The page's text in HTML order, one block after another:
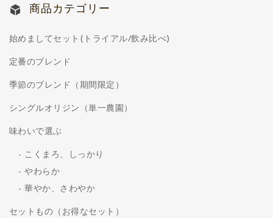
商品カテゴリー
始めましてセット(トライアル/飲み比べ)
定番のブレンド
季節のブレンド（期間限定）
シングルオリジン（単一農園）
味わいで選ぶ
こくまろ、しっかり
やわらか
華やか、さわやか
セットもの（お得なセット）